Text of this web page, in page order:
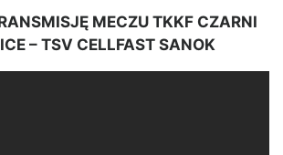
MECZU TKKF CZARNI
– TSV CELLFAST SANOK